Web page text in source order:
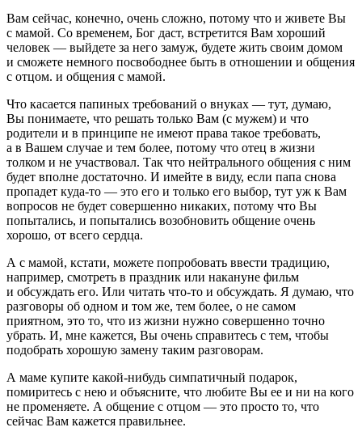
Вам сейчас, конечно, очень сложно, потому что и живете Вы
с мамой. Со временем, Бог даст, встретится Вам хороший
человек — выйдете за него замуж, будете жить своим домом
и сможете немного посвободнее быть в отношении и общения
с отцом. и общения с мамой.
Что касается папиных требований о внуках — тут, думаю,
Вы понимаете, что решать только Вам (с мужем) и что
родители и в принципе не имеют права такое требовать,
а в Вашем случае и тем более, потому что отец в жизни
толком и не участвовал. Так что нейтрального общения с ним
будет вполне достаточно. И имейте в виду, если папа снова
пропадет куда-то — это его и только его выбор, тут уж к Вам
вопросов не будет совершенно никаких, потому что Вы
попытались, и попытались возобновить общение очень
хорошо, от всего сердца.
А с мамой, кстати, можете попробовать ввести традицию,
например, смотреть в праздник или накануне фильм
и обсуждать его. Или читать что-то и обсуждать. Я думаю, что
разговоры об одном и том же, тем более, о не самом
приятном, это то, что из жизни нужно совершенно точно
убрать. И, мне кажется, Вы очень справитесь с тем, чтобы
подобрать хорошую замену таким разговорам.
А маме купите какой-нибудь симпатичный подарок,
помиритесь с нею и объясните, что любите Вы ее и ни на кого
не променяете. А общение с отцом — это просто то, что
сейчас Вам кажется правильнее.